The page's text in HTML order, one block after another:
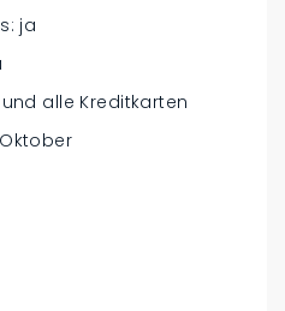
ja
alle Kreditkarten